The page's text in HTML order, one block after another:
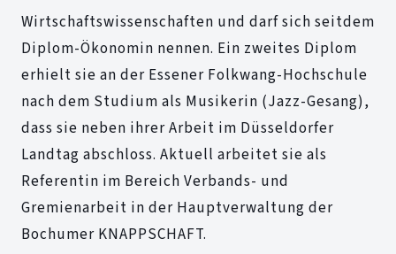
Wirtschaftswissenschaften und darf sich seitdem
Diplom-Ökonomin nennen. Ein zweites Diplom
erhielt sie an der Essener Folkwang-Hochschule
nach dem Studium als Musikerin (Jazz-Gesang),
dass sie neben ihrer Arbeit im Düsseldorfer
Landtag abschloss. Aktuell arbeitet sie als
Referentin im Bereich Verbands- und
Gremienarbeit in der Hauptverwaltung der
Bochumer KNAPPSCHAFT.